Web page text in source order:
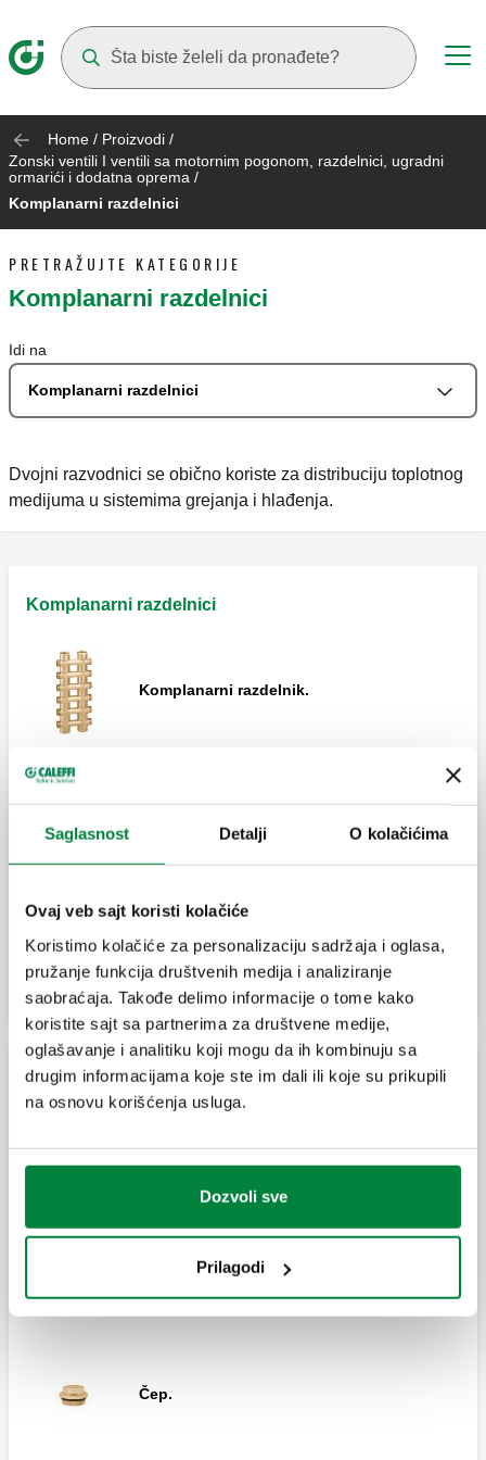
Saglasnost Detalji O kolačićima
Ovaj veb sajt koristi kolačiće
Koristimo kolačiće za personalizaciju sadržaja i oglasa,
pružanje funkcija društvenih medija i analiziranje
saobraćaja. Takođe delimo informacije o tome kako
koristite sajt sa partnerima za društvene medije,
oglašavanje i analitiku koji mogu da ih kombinuju sa
drugim informacijama koje ste im dali ili koje su prikupili
na osnovu korišćenja usluga.
Dozvoli sve
Prilagodi
Home / Proizvodi /
Zonski ventili I ventili sa motornim pogonom, razdelnici, ugradni
ormarići i dodatna oprema /
Komplanarni razdelnici
PRETRAŽUJTE KATEGORIJE
Komplanarni razdelnici
Idi na
Komplanarni razdelnici
Dvojni razvodnici se obično koriste za distribuciju toplotnog
medijuma u sistemima grejanja i hlađenja.
Komplanarni razdelnici
Komplanarni razdelnik.
Komplanarni razdelnik.
Komplanarni jednostrani razdelnik.
Dodatna oprema za komplanarne razdelnike
Čep.